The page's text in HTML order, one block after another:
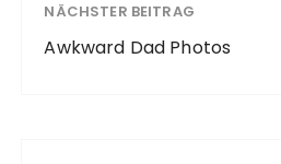
NÄCHSTER BEITRAG
Awkward Dad Photos